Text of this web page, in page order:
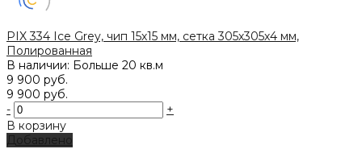
PIX 334 Ice Grey, чип 15х15 мм, сетка 305х305х4 мм,
Полированная
В наличии: Больше 20 кв.м
9 900 руб.
9 900 руб.
-
+
В корзину
Добавлено